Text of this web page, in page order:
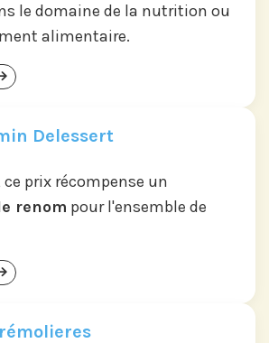
le domaine de la nutrition ou
alimentaire.
Delessert
ce prix récompense un
renom pour l'ensemble de